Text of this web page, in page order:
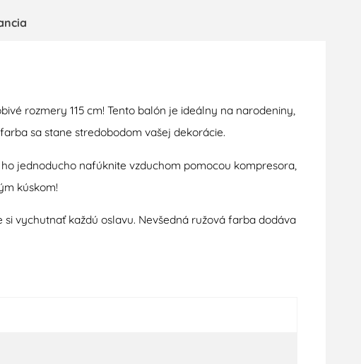
rozmery 115 cm! Tento balón je ideálny na narodeniny,
sa stane stredobodom vašej dekorácie.
jednoducho nafúknite vzduchom pomocou kompresora,
kúskom!
vychutnať každú oslavu. Nevšedná ružová farba dodáva